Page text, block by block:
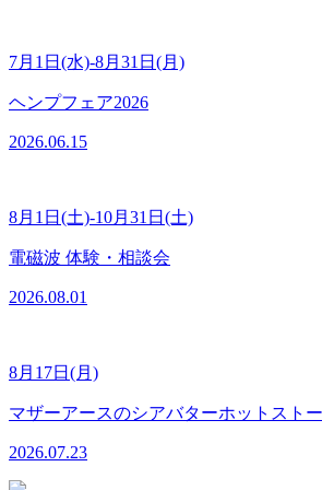
7月1日(水)-8月31日(月)
ヘンプフェア2026
2026.06.15
8月1日(土)-10月31日(土)
電磁波 体験・相談会
2026.08.01
8月17日(月)
マザーアースのシアバターホットスト
2026.07.23